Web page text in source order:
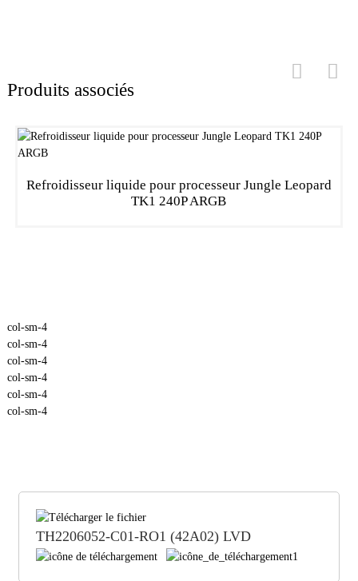
Produits associés
Refroidisseur liquide pour processeur Jungle Leopard
TK1 240P ARGB
col-sm-4
col-sm-4
col-sm-4
col-sm-4
col-sm-4
col-sm-4
TH2206052-C01-RO1 (42A02) LVD